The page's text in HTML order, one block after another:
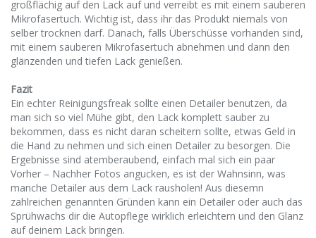
großflächig auf den Lack auf und verreibt es mit einem sauberen
Mikrofasertuch. Wichtig ist, dass ihr das Produkt niemals von
selber trocknen darf. Danach, falls Überschüsse vorhanden sind,
mit einem sauberen Mikrofasertuch abnehmen und dann den
glänzenden und tiefen Lack genießen.
Fazit
Ein echter Reinigungsfreak sollte einen Detailer benutzen, da
man sich so viel Mühe gibt, den Lack komplett sauber zu
bekommen, dass es nicht daran scheitern sollte, etwas Geld in
die Hand zu nehmen und sich einen Detailer zu besorgen. Die
Ergebnisse sind atemberaubend, einfach mal sich ein paar
Vorher – Nachher Fotos angucken, es ist der Wahnsinn, was
manche Detailer aus dem Lack rausholen! Aus diesemn
zahlreichen genannten Gründen kann ein Detailer oder auch das
Sprühwachs dir die Autopflege wirklich erleichtern und den Glanz
auf deinem Lack bringen.